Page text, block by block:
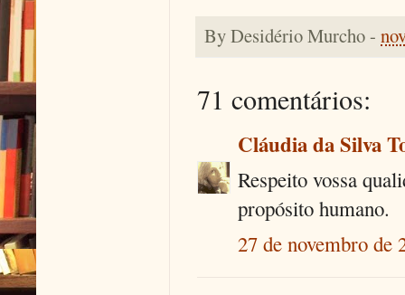
ByDesidério Murcho-
71 comentários:
Cláudia da Silva
Respeito vossa
propósito humano.
27 de novembro de